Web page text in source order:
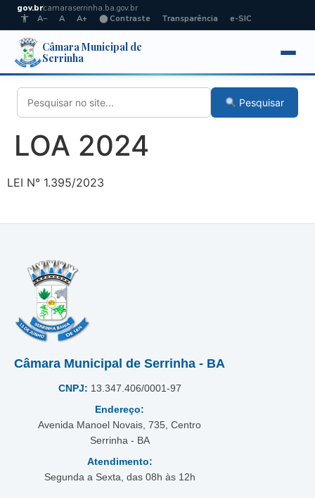
gov.brcamaraserrinha.ba.gov.br
A−
A A+ ⬤ Contraste Transparência e-SIC
Câmara Municipal de
Serrinha
Pesquisar
LOA 2024
LEI N° 1.395/2023
Câmara Municipal de Serrinha - BA
CNPJ: 13.347.406/0001-97
Endereço:
Avenida Manoel Novais, 735, Centro
Serrinha - BA
Atendimento:
Segunda a Sexta, das 08h às 12h